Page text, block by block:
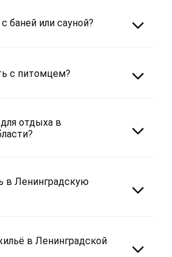
баней или сауной?
с питомцем?
отдыха в
в Ленинградскую
в Ленинградской